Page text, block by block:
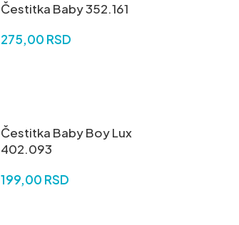
Čestitka Baby 352.161
275,00 RSD
Čestitka Baby Boy Lux
402.093
199,00 RSD